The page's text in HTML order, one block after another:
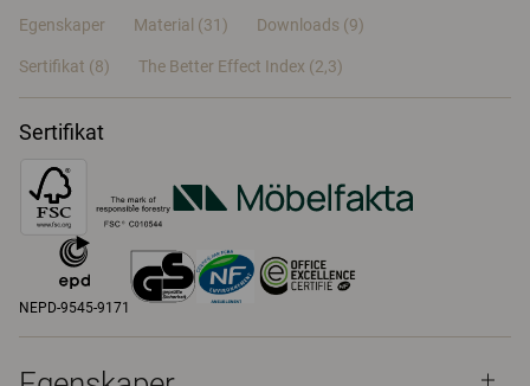
Egenskaper Material (31) Downloads (9)
Sertifikat (8) The Better Effect Index (2,3)
Sertifikat
NEPD-9545-9171